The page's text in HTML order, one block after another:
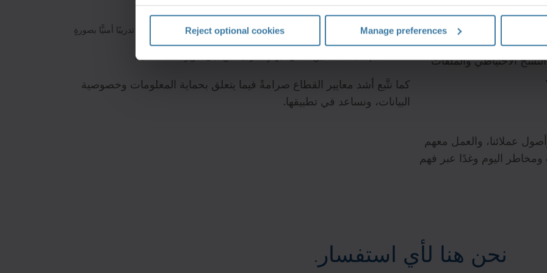
Reject optional cookies Manage preferences
في تنمية أعمالهم. وتتضمن
وحلول إدارة الوثائق
والتقطيع الآمن لها. تأسست آيرون ماونتن في عام 1951، وتتخصص في مجال
الاحتياطي والملفات
عملائنا، والعمل معهم
ومخاطر اليوم وغدًا عبر فهم
نستثمر في تكنولوجيا الأمن والحماية.
نجري عمليات التحقق فيما يتعلق ببيانات وخلفيات جميع الموظفين ونوفِّر تدريبًا أمنيًّا بصورةٍ
مستمرة.
نقدم سجلات التدقيق الأمني لجهاتٍ خارجية من أجل تعزيز ثقافتنا الأمنية.
كما نتَّبع أشد معايير القطاع صرامةً فيما يتعلق بحماية المعلومات وخصوصية
البيانات، ونساعد في تطبيقها.
نحن هنا لأي استفسار.